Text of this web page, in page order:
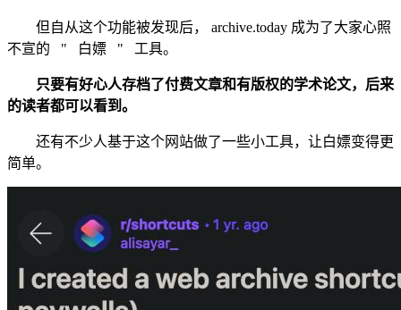
但自从这个功能被发现后， archive.today 成为了大家心照
不宣的 " 白嫖 " 工具。
只要有好心人存档了付费文章和有版权的学术论文，后来
的读者都可以看到。
还有不少人基于这个网站做了一些小工具，让白嫖变得更
简单。